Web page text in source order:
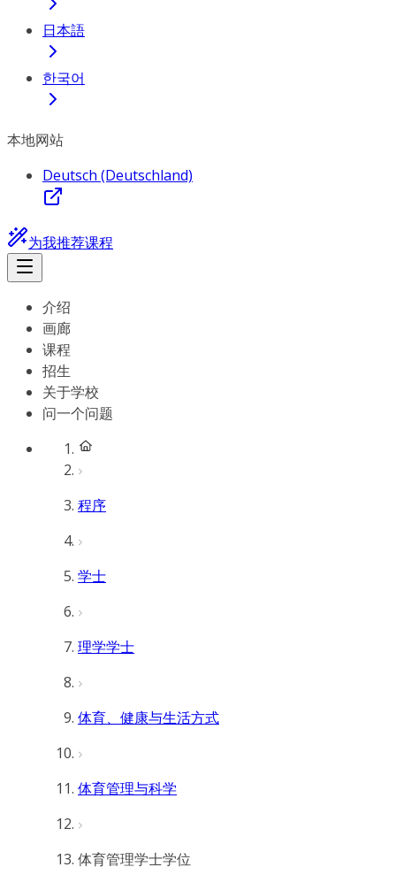
日本語
한국어
本地网站
Deutsch (Deutschland)
为我推荐课程
介绍
画廊
课程
招生
关于学校
问一个问题
程序
学士
理学学士
体育、健康与生活方式
体育管理与科学
体育管理学士学位